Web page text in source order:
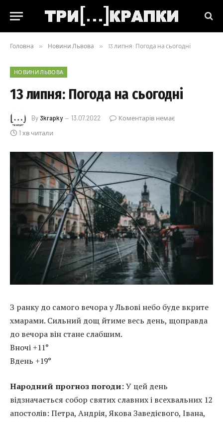
Головна » Новини Львова » 13 липня: Погода на сьогодні
НОВИНИ ЛЬВОВА
13 липня: Погода на сьогодні
By 3krapky 13.07.2022
Коментарів немає
1 хв читали
З ранку до самого вечора у Львові небо буде вкрите
хмарами. Сильний дощ йтиме весь день, щоправда
до вечора він стане слабшим.
Вночі +11°
Вдень +19°
Народний прогноз погоди:У цей день
відзначається собор святих славних і всехвальних 12
апостолів: Петра, Андрія, Якова Заведієвого, Івана,